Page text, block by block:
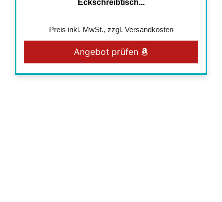
Eckschreibtisch...
Preis inkl. MwSt., zzgl. Versandkosten
Angebot prüfen